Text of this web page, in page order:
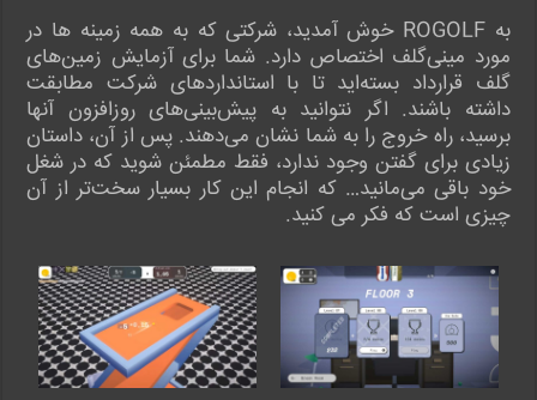
به ROGOLF خوش آمدید، شرکتی که به همه زمینه ها در
مورد مینی‌گلف اختصاص دارد. شما برای آزمایش زمین‌های
گلف قرارداد بسته‌اید تا با استانداردهای شرکت مطابقت
داشته باشند. اگر نتوانید به پیش‌بینی‌های روزافزون آنها
برسید، راه خروج را به شما نشان می‌دهند. پس از آن، داستان
زیادی برای گفتن وجود ندارد، فقط مطمئن شوید که در شغل
خود باقی می‌مانید… که انجام این کار بسیار سخت‌تر از آن
چیزی است که فکر می کنید.